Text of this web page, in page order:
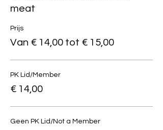
meat
Prijs
Van € 14,00 tot € 15,00
PK Lid/Member
€ 14,00
Geen PK Lid/Not a Member